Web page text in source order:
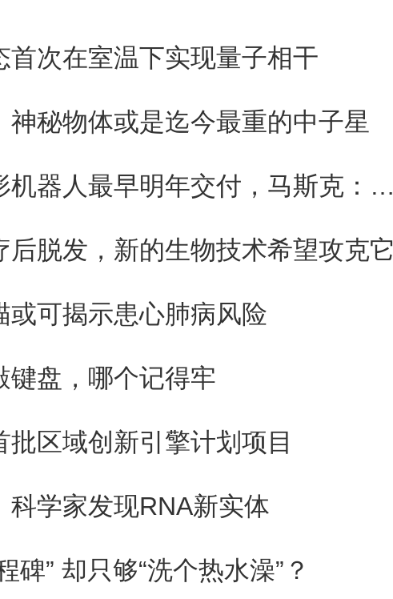
大小与光波长相当的球形粒子对
特别强烈。这意味着，只需改变
可以控制颜色。
色不是由邻近结构反射的光相互
米，颜色鲜艳，每平方米的重量
其成为世界上最轻薄的彩色涂层
首次在室温下实现量子相干
神秘物体或是迄今最重的中子星
特斯拉人形机器人最早明年交付，马斯克：价值潜力远超其他产品总和
后脱发，新的生物技术希望攻克它
或可揭示患心肺病风险
键盘，哪个记得牢
批区域创新引擎计划项目
科学家发现RNA新实体
碑” 却只够“洗个热水澡”？